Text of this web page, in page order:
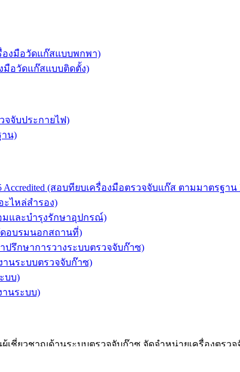
รื่องมือวัดแก๊สแบบพกพา)
งมือวัดแก๊สแบบติดตั้ง)
วจจับประกายไฟ)
าน)
Accredited (สอบทียบเครื่องมือตรวจจับแก๊ส ตามมาตรฐาน
อะไหล่สำรอง)
อมและบำรุงรักษาอุปกรณ์)
จัดอบรมนอกสถานที่)
ำปรึกษาการวางระบบตรวจจับก๊าซ)
งานระบบตรวจจับก๊าซ)
บบ)
านระบบ)
ผู้เชี่ยวชาญด้านระบบตรวจจับก๊าซ จัดจำหน่ายเครื่องตร